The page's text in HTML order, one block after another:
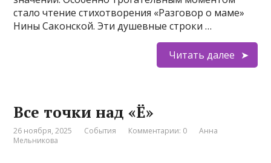
стало чтение стихотворения «Разговор о маме»
Нины Саконской. Эти душевные строки …
Читать далее
Все точки над «Ё»
26 ноября, 2025 События Комментарии: 0
Анна
Мельникова